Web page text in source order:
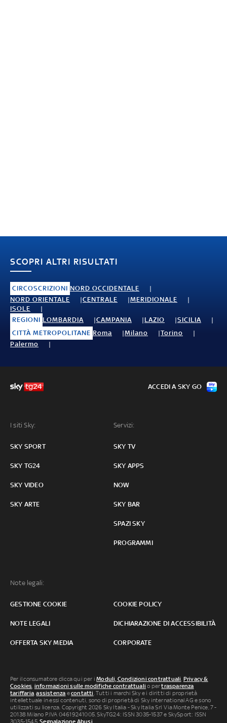
SCOPRI ALTRI RISULTATI
CIRCOSCRIZIONI NORD OCCIDENTALE
NORD ORIENTALE
CENTRALE
MERIDIONALE
ISOLE
REGIONI LOMBARDIA CAMPANIA LAZIO
SICILIA
CITTÀ METROPOLITANE Roma Milano
Torino
Palermo
I siti Sky:
SKY SPORT
SKY TG24
SKY VIDEO
SKY ARTE
Servizi:
SKY TV
SKY APPS
NOW
SKY BAR
SPAZI SKY
PROGRAMMI
Note legali:
GESTIONE COOKIE COOKIE POLICY
NOTE LEGALI DICHIARAZIONE DI ACCESSIBILITÀ
OFFERTA SKY MEDIA CORPORATE
ACCEDI A SKY GO
Per il consumatore clicca qui per iModuli, Condizioni contrattuali, Privacy &
Cookies, informazioni sulle modifiche contrattuali o pertrasparenza
tariffaria,assistenza econtatti. Tutti i marchi Sky e i diritti di proprietà
intellettuale in essi contenuti, sono di proprietà di Sky international AG e sono
utilizzati su licenza. Copyright 2026 Sky Italia - Sky Italia Srl Via Monte Penice, 7 -
20138 Milano P.IVA 04619241005. SkyTG24: ISSN 3035-1537 e SkySport: ISSN
3035-1545.Segnalazione Abusi